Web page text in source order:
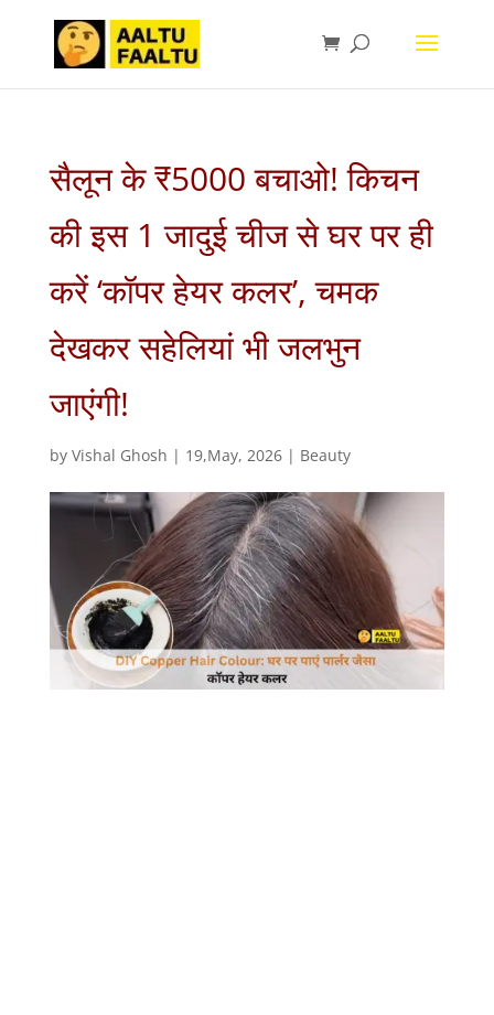
सैलून के ₹5000 बचाओ! किचन
की इस 1 जादुई चीज से घर पर ही
करें ‘कॉपर हेयर कलर’, चमक
देखकर सहेलियां भी जलभुन
जाएंगी!
by Vishal Ghosh | 19,May, 2026| Beauty